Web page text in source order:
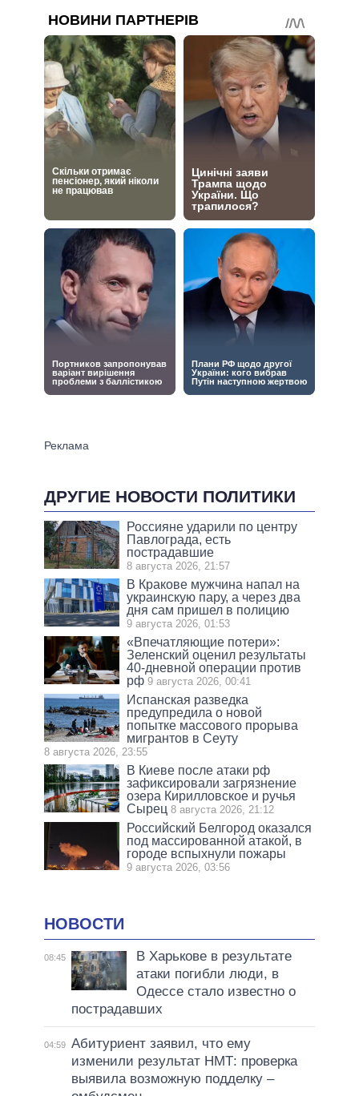
ДРУГИЕ НОВОСТИ ПОЛИТИКИ
Россияне ударили по центру
Павлограда, есть
пострадавшие
8 августа 2026, 21:57
В Кракове мужчина напал на
украинскую пару, а через два
дня сам пришел в полицию
9 августа 2026, 01:53
«Впечатляющие потери»:
Зеленский оценил результаты
40-дневной операции против
рф 9 августа 2026, 00:41
Испанская разведка
предупредила о новой
попытке массового прорыва
мигрантов в Сеуту
8 августа 2026, 23:55
В Киеве после атаки рф
зафиксировали загрязнение
озера Кирилловское и ручья
Сырец 8 августа 2026, 21:12
Российский Белгород оказался
под массированной атакой, в
городе вспыхнули пожары
9 августа 2026, 03:56
НОВОСТИ
08:45
В Харькове в результате
атаки погибли люди, в
Одессе стало известно о
пострадавших
04:59 Абитуриент заявил, что ему
изменили результат НМТ: проверка
выявила возможную подделку –